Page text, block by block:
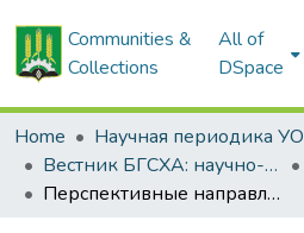
Communities &
Collections
All of
DSpace
Home
Вестник БГСХА: научно-методический журнал Белорусской государственной сельскохозяйственной академии
Перспективные направления ведения аграрного бизнеса в условиях ландшафтно-усадебных поселений